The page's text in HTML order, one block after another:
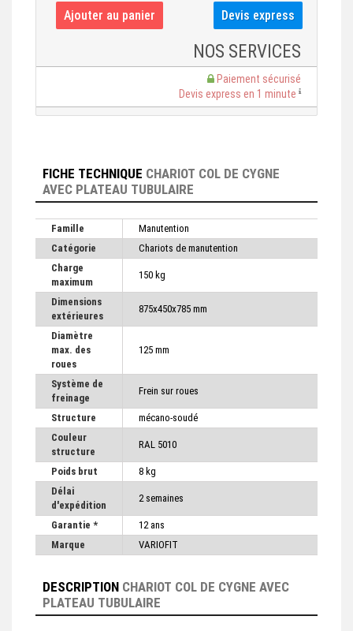
NOS SERVICES
Paiement sécurisé
Devis express en 1 minute
FICHE TECHNIQUE CHARIOT COL DE CYGNE
AVEC PLATEAU TUBULAIRE
Famille
Manutention
Catégorie
Chariots de manutention
Charge
maximum
150 kg
Dimensions
extérieures
875x450x785 mm
Diamètre
max. des
roues
125 mm
Système de
freinage
Frein sur roues
Structure
mécano-soudé
Couleur
structure
RAL 5010
Poids brut
8 kg
Délai
d'expédition
2 semaines
Garantie *
12 ans
Marque
VARIOFIT
DESCRIPTION CHARIOT COL DE CYGNE AVEC
PLATEAU TUBULAIRE